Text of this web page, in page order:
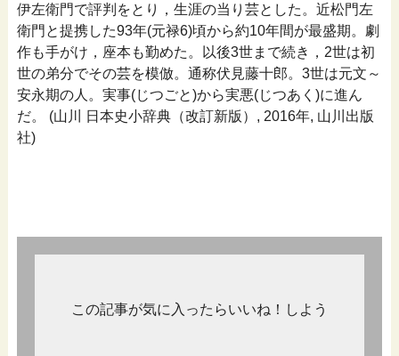
伊左衛門で評判をとり，生涯の当り芸とした。近松門左
衛門と提携した93年(元禄6)頃から約10年間が最盛期。劇
作も手がけ，座本も勤めた。以後3世まで続き，2世は初
世の弟分でその芸を模倣。通称伏見藤十郎。3世は元文～
安永期の人。実事(じつごと)から実悪(じつあく)に進ん
だ。 (山川 日本史小辞典（改訂新版）, 2016年, 山川出版
社)
この記事が気に入ったらいいね！しよう